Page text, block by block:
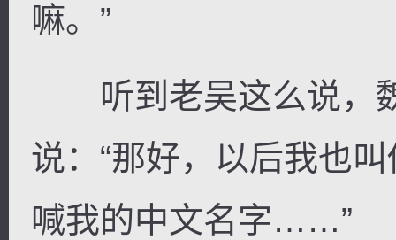
嘛。”
听到老吴这么说，
说：“那好，以后我也
喊我的中文名字……”